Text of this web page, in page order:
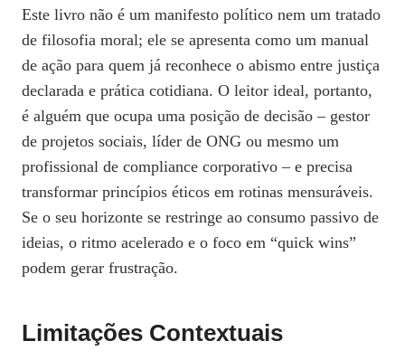
Este livro não é um manifesto político nem um tratado
de filosofia moral; ele se apresenta como um manual
de ação para quem já reconhece o abismo entre justiça
declarada e prática cotidiana. O leitor ideal, portanto,
é alguém que ocupa uma posição de decisão – gestor
de projetos sociais, líder de ONG ou mesmo um
profissional de compliance corporativo – e precisa
transformar princípios éticos em rotinas mensuráveis.
Se o seu horizonte se restringe ao consumo passivo de
ideias, o ritmo acelerado e o foco em “quick wins”
podem gerar frustração.
Limitações Contextuais